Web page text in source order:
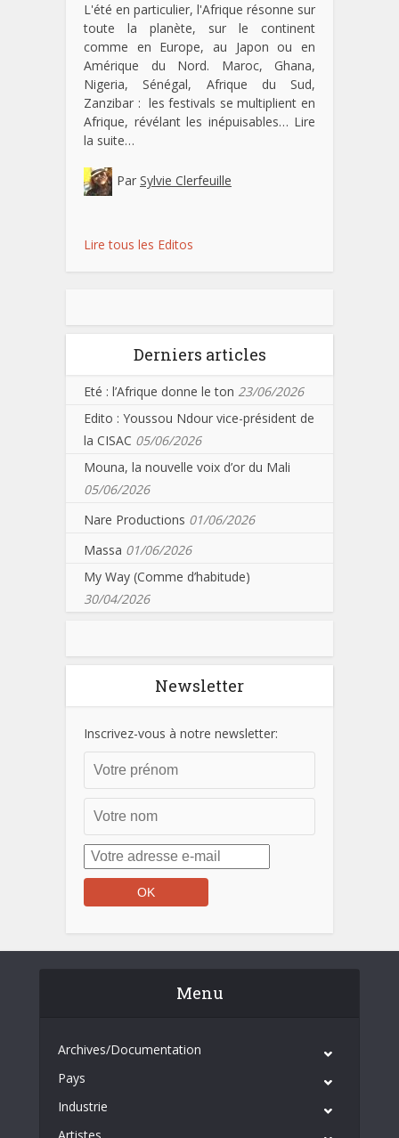
L'été en particulier, l'Afrique résonne sur
toute la planète, sur le continent
comme en Europe, au Japon ou en
Amérique du Nord. Maroc, Ghana,
Nigeria, Sénégal, Afrique du Sud,
Zanzibar : les festivals se multiplient en
Afrique, révélant les inépuisables… Lire
la suite…
Par Sylvie Clerfeuille
Lire tous les Editos
Derniers articles
Eté : l’Afrique donne le ton 23/06/2026
Edito : Youssou Ndour vice-président de
la CISAC 05/06/2026
Mouna, la nouvelle voix d’or du Mali
05/06/2026
Nare Productions 01/06/2026
Massa 01/06/2026
My Way (Comme d’habitude)
30/04/2026
Newsletter
Inscrivez-vous à notre newsletter:
Menu
Archives/Documentation
Pays
Industrie